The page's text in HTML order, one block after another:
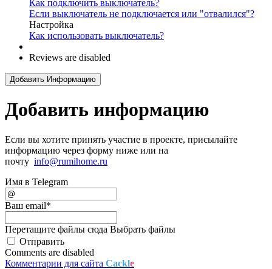
Как подключить выключатель?
Если выключатель не подключается или "отвалился"?
Настройка
Как использовать выключатель?
Reviews are disabled
Добавить Информацию
Добавить информацию
Если вы хотите принять участие в проекте, присылайте
информацию через форму ниже или на
почту info@rumihome.ru
Имя в Telegram
Ваш email*
Перетащите файлы сюда Выбрать файлы
Отправить
Comments are disabled
Комментарии для сайта Cackle